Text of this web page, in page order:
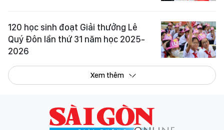
120 học sinh đoạt Giải thưởng Lê
Quý Đôn lần thứ 31 năm học 2025-
2026
Xem thêm